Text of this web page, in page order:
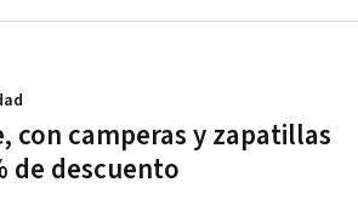
con camperas y zapatillas
de descuento